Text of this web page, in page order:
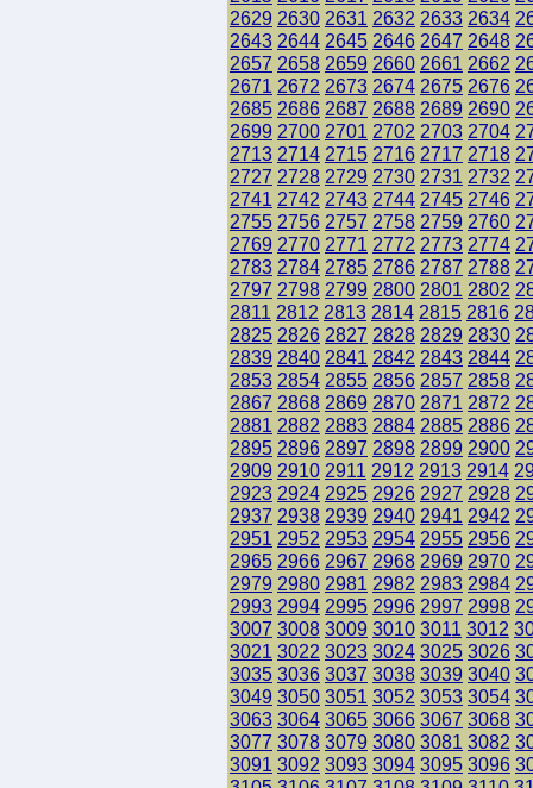
2629 2630 2631 2632 2633 2634
2643 2644 2645 2646 2647 2648
2657 2658 2659 2660 2661 2662
2671 2672 2673 2674 2675 2676
2685 2686 2687 2688 2689 2690
2699 2700 2701 2702 2703 2704
2713 2714 2715 2716 2717 2718
2727 2728 2729 2730 2731 2732
2741 2742 2743 2744 2745 2746
2755 2756 2757 2758 2759 2760
2769 2770 2771 2772 2773 2774
2783 2784 2785 2786 2787 2788
2797 2798 2799 2800 2801 2802
2811 2812 2813 2814 2815 2816
2825 2826 2827 2828 2829 2830
2839 2840 2841 2842 2843 2844
2853 2854 2855 2856 2857 2858
2867 2868 2869 2870 2871 2872
2881 2882 2883 2884 2885 2886
2895 2896 2897 2898 2899 2900
2909 2910 2911 2912 2913 2914
2923 2924 2925 2926 2927 2928
2937 2938 2939 2940 2941 2942
2951 2952 2953 2954 2955 2956
2965 2966 2967 2968 2969 2970
2979 2980 2981 2982 2983 2984
2993 2994 2995 2996 2997 2998
3007 3008 3009 3010 3011 3012
3021 3022 3023 3024 3025 3026
3035 3036 3037 3038 3039 3040
3049 3050 3051 3052 3053 3054
3063 3064 3065 3066 3067 3068
3077 3078 3079 3080 3081 3082
3091 3092 3093 3094 3095 3096